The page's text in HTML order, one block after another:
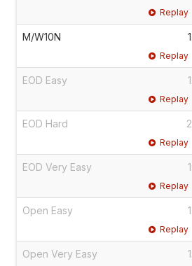
Replay
M/W10N
Replay
EOD Easy
Replay
EOD Hard
Replay
EOD Very Easy
Replay
Open Easy
Replay
Open Very Easy